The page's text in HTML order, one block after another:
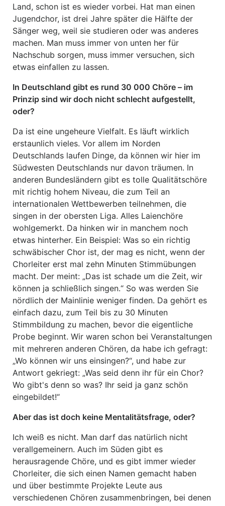
Land, schon ist es wieder vorbei. Hat man einen
Jugendchor, ist drei Jahre später die Hälfte der
Sänger weg, weil sie studieren oder was anderes
machen. Man muss immer von unten her für
Nachschub sorgen, muss immer versuchen, sich
etwas einfallen zu lassen.
In Deutschland gibt es rund 30 000 Chöre – im
Prinzip sind wir doch nicht schlecht aufgestellt,
oder?
Da ist eine ungeheure Vielfalt. Es läuft wirklich
erstaunlich vieles. Vor allem im Norden
Deutschlands laufen Dinge, da können wir hier im
Südwesten Deutschlands nur davon träumen. In
anderen Bundesländern gibt es tolle Qualitätschöre
mit richtig hohem Niveau, die zum Teil an
internationalen Wettbewerben teilnehmen, die
singen in der obersten Liga. Alles Laienchöre
wohlgemerkt. Da hinken wir in manchem noch
etwas hinterher. Ein Beispiel: Was so ein richtig
schwäbischer Chor ist, der mag es nicht, wenn der
Chorleiter erst mal zehn Minuten Stimmübungen
macht. Der meint: „Das ist schade um die Zeit, wir
können ja schließlich singen.“ So was werden Sie
nördlich der Mainlinie weniger finden. Da gehört es
einfach dazu, zum Teil bis zu 30 Minuten
Stimmbildung zu machen, bevor die eigentliche
Probe beginnt. Wir waren schon bei Veranstaltungen
mit mehreren anderen Chören, da habe ich gefragt:
„Wo können wir uns einsingen?“, und habe zur
Antwort gekriegt: „Was seid denn ihr für ein Chor?
Wo gibt's denn so was? Ihr seid ja ganz schön
eingebildet!“
Aber das ist doch keine Mentalitätsfrage, oder?
Ich weiß es nicht. Man darf das natürlich nicht
verallgemeinern. Auch im Süden gibt es
herausragende Chöre, und es gibt immer wieder
Chorleiter, die sich einen Namen gemacht haben
und über bestimmte Projekte Leute aus
verschiedenen Chören zusammenbringen, bei denen